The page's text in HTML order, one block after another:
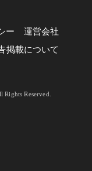
ー
運営会社
掲載について
Reserved.